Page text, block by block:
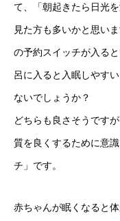
て、「朝起きたら日光
見た方も多いかと思い
の予約スイッチが入る
呂に入ると入眠しやす
ないでしょうか？
どちらも良さそうです
質を良くするために意
チ」です。
赤ちゃんが眠くなると